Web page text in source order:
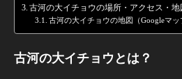
古河の大イチョウの場所・アクセス・地
古河の大イチョウの地図（Googleマッ
古河の大イチョウとは？